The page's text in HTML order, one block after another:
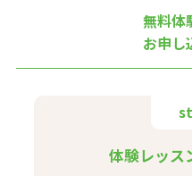
無料体
お申し
体験レッス